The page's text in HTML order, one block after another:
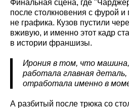
Финальная сцена, где
после столкновения с фурой
не графика. Кузов пустили
вживую, и именно этот кадр
в истории франшизы.
Ирония в том, что
работала главная деталь,
отработала именно в
А разбитый после трюка со